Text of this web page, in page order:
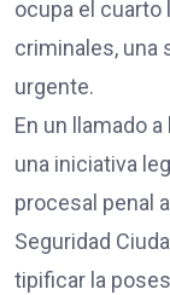
ocupa el cuarto
criminales, una
urgente.
En un llamado
una iniciativa
procesal penal
Seguridad
tipificar la